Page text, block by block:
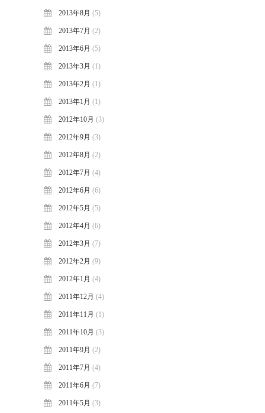
2013年8月 (5)
2013年7月 (2)
2013年6月 (5)
2013年3月 (1)
2013年2月 (1)
2013年1月 (1)
2012年10月 (3)
2012年9月 (3)
2012年8月 (2)
2012年7月 (4)
2012年6月 (6)
2012年5月 (5)
2012年4月 (6)
2012年3月 (7)
2012年2月 (9)
2012年1月 (4)
2011年12月 (4)
2011年11月 (1)
2011年10月 (3)
2011年9月 (2)
2011年7月 (4)
2011年6月 (7)
2011年5月 (3)